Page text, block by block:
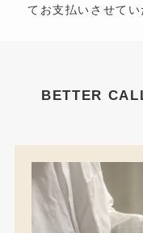
てお支払いさせてい
BETTER